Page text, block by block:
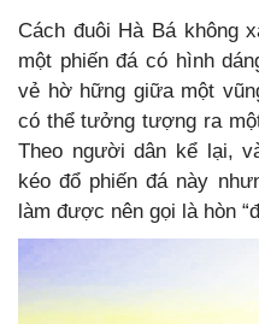
Cách đuôi Hà Bá không
một phiến đá có hình
vẻ hờ hững giữa một
có thể tưởng tượng ra
Theo người dân kể lại,
kéo đổ phiến đá này
làm được nên gọi là hòn